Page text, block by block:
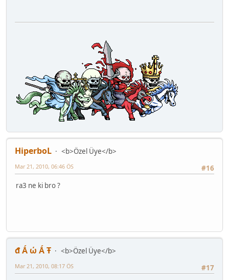
HiperboL
<b>Özel Üye</b>
#16
Mar 21, 2010, 06:46 ÖS
ra3 ne ki bro ?
đ Ǻ ώ Ǻ Ŧ
<b>Özel Üye</b>
#17
Mar 21, 2010, 08:17 ÖS